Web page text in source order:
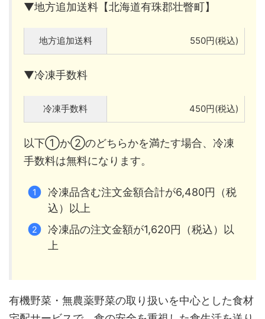
▼地方追加送料【北海道有珠郡壮瞥町】
地方追加送料 550円(税込)
▼冷凍手数料
冷凍手数料 450円(税込)
以下①か②のどちらかを満たす場合、冷凍
手数料は無料になります。
冷凍品含む注文金額合計が6,480円（税
込）以上
冷凍品の注文金額が1,620円（税込）以
上
有機野菜・無農薬野菜の取り扱いを中心とした食材